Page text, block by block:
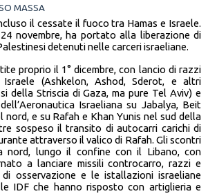
MASSA
il cessate il fuoco tra Hamas e Israele.
novembre, ha portato alla liberazione di
detenuti nelle carceri israeliane.
proprio il 1° dicembre, con lancio di razzi
(Ashkelon, Ashod, Sderot, e altri
della Striscia di Gaza, ma pure Tel Aviv) e
Israeliana su Jabalya, Beit
nord, e su Rafah e Khan Yunis nel sud della
sospeso il transito di autocarri carichi di
attraverso il valico di Rafah. Gli scontri
nord, lungo il confine con il Libano, con
a lanciare missili controcarro, razzi e
osservazione e le istallazioni israeliane
IDF che hanno risposto con artiglieria e